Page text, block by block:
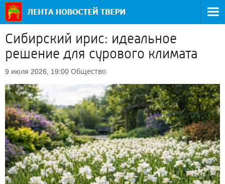
Сибирский ирис: идеальное
решение для сурового климата
9 июля 2026, 19:00 Общество